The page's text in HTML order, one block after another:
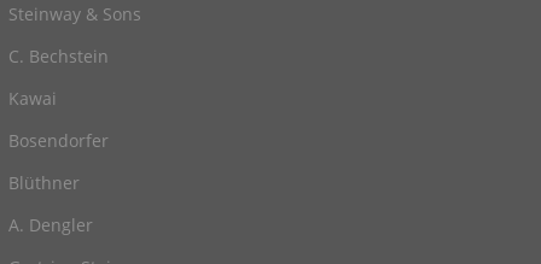
Steinway & Sons
C. Bechstein
Kawai
Bosendorfer
Blüthner
A. Dengler